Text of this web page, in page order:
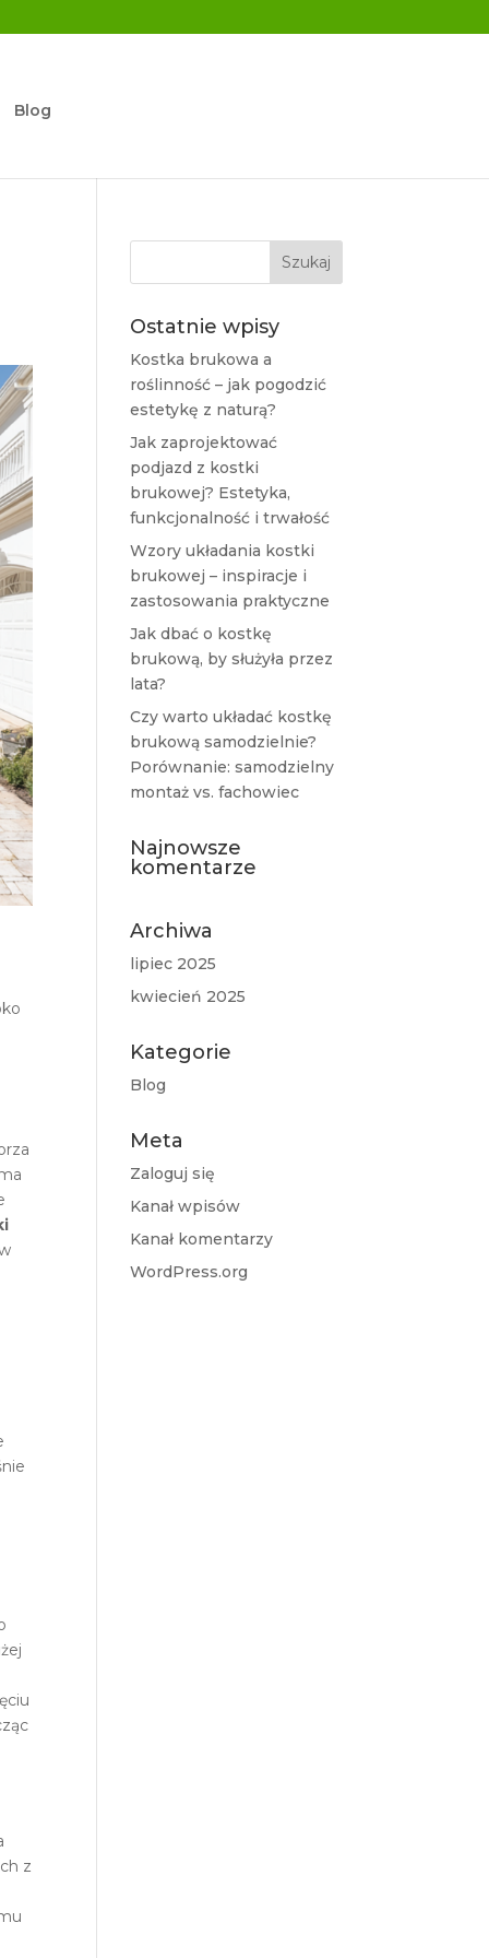
Blog
z
Ostatnie wpisy
Kostka brukowa a
roślinność – jak pogodzić
estetykę z naturą?
Jak zaprojektować
podjazd z kostki
brukowej? Estetyka,
funkcjonalność i trwałość
Wzory układania kostki
brukowej – inspiracje i
zastosowania praktyczne
Jak dbać o kostkę
brukową, by służyła przez
lata?
Czy warto układać kostkę
brukową samodzielnie?
Porównanie: samodzielny
montaż vs. fachowiec
Najnowsze
komentarze
Archiwa
lipiec 2025
kwiecień 2025
Kategorie
Blog
Meta
Zaloguj się
Kanał wpisów
Kanał komentarzy
WordPress.org